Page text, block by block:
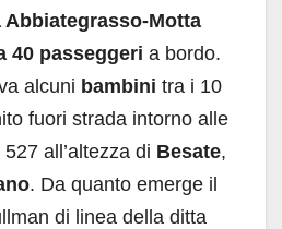
Abbiategrasso-Motta
40 passeggeri a bordo.
alcuni bambini tra i 10
fuori strada intorno alle
all’altezza di Besate,
. Da quanto emerge il
di linea della ditta